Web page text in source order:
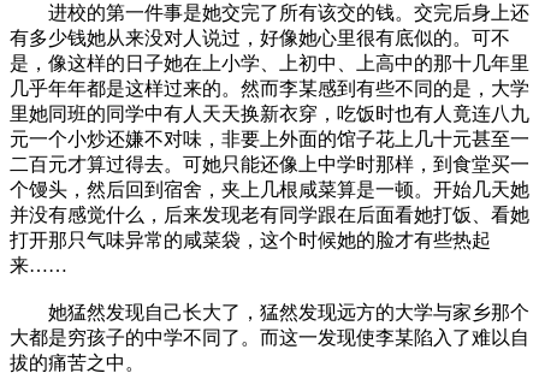
进校的第一件事是她交完了所有该交的钱。交完后身上还
有多少钱她从来没对人说过，好像她心里很有底似的。可不
是，像这样的日子她在上小学、上初中、上高中的那十几年里
几乎年年都是这样过来的。然而李某感到有些不同的是，大学
里她同班的同学中有人天天换新衣穿，吃饭时也有人竟连八九
元一个小炒还嫌不对味，非要上外面的馆子花上几十元甚至一
二百元才算过得去。可她只能还像上中学时那样，到食堂买一
个馒头，然后回到宿舍，夹上几根咸菜算是一顿。开始几天她
并没有感觉什么，后来发现老有同学跟在后面看她打饭、看她
打开那只气味异常的咸菜袋，这个时候她的脸才有些热起
来……
她猛然发现自己长大了，猛然发现远方的大学与家乡那个
大都是穷孩子的中学不同了。而这一发现使李某陷入了难以自
拔的痛苦之中。